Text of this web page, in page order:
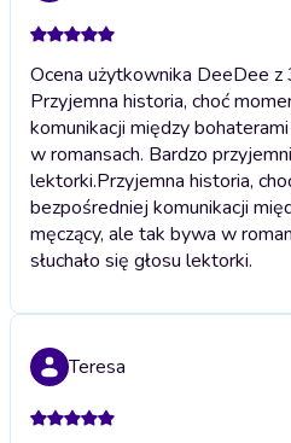
Ocena użytkownika DeeDee
Przyjemna historia, choć
komunikacji między
w romansach. Bardzo
lektorki.Przyjemna historia,
bezpośredniej komunikacji
męczący, ale tak bywa w
słuchało się głosu lektorki.
Teresa